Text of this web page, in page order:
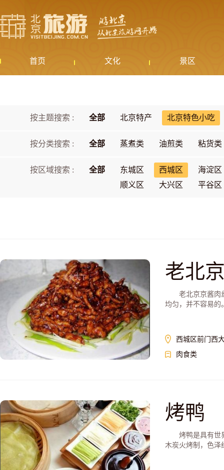
首页 文化 景区
按主题搜索 : 全部 北京特产 北京特色小吃
按分类搜索 : 全部 蒸煮类 油煎类 粘货类
按区域搜索 : 全部 东城区 西城区
海淀区
顺义区
大兴区 平谷区
老北
老北京京酱肉丝
均匀，并不容易的
西城区前门西
肉食类
烤鸭
烤鸭是具有世界
木炭火烤制，色泽